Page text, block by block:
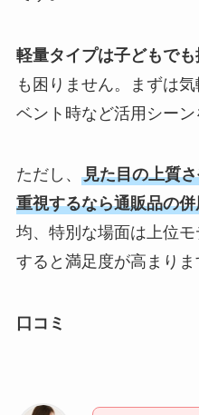
軽量タイプは子どもでも
も困りません。まずは
ベント時など活用シーン
ただし、 見た目の上質
重視するなら通販品の
均、特別な場面は上位
すると満足度が高まりま
口コミ